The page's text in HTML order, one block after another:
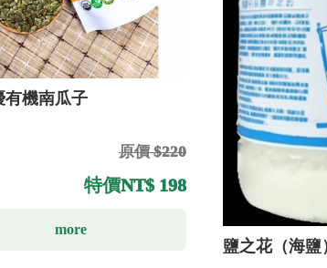
有機南瓜子
原價 $220
特價NT$ 198
more
鹽之花（海鹽